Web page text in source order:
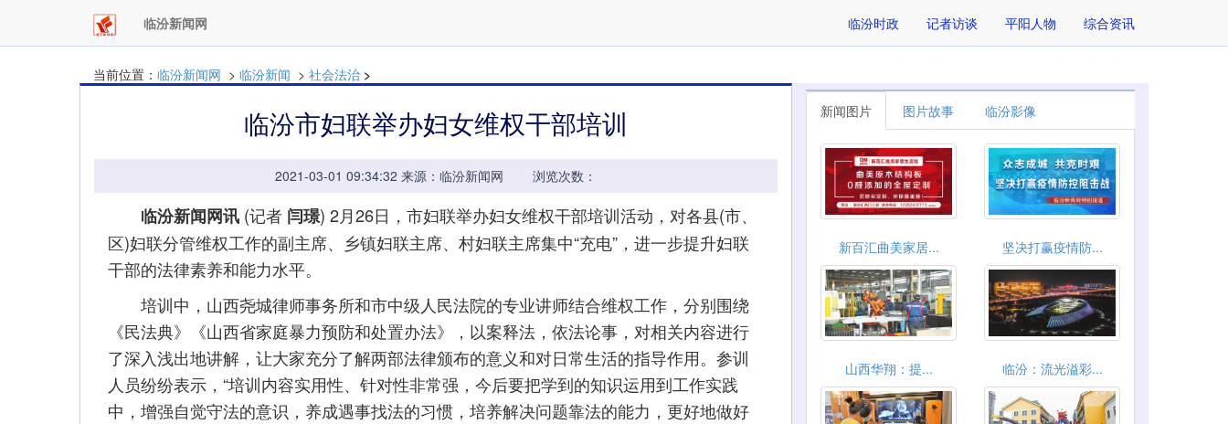
临汾新闻网 临汾时政 记者访谈 平阳人物 综合资讯
当前位置： 临汾新闻网 > 临汾新闻 > 社会法治 >
临汾市妇联举办妇女维权干部培训
2021-03-01 09:34:32 来源：临汾新闻网 浏览次数：
临汾新闻网讯 (记者 闫璟) 2月26日，市妇联举办妇女维权干部培训活动，对各县(市、
区)妇联分管维权工作的副主席、乡镇妇联主席、村妇联主席集中“充电”，进一步提升妇联
干部的法律素养和能力水平。
培训中，山西尧城律师事务所和市中级人民法院的专业讲师结合维权工作，分别围绕
《民法典》《山西省家庭暴力预防和处置办法》，以案释法，依法论事，对相关内容进行
了深入浅出地讲解，让大家充分了解两部法律颁布的意义和对日常生活的指导作用。参训
人员纷纷表示，“培训内容实用性、针对性非常强，今后要把学到的知识运用到工作实践
中，增强自觉守法的意识，养成遇事找法的习惯，培养解决问题靠法的能力，更好地做好
新闻图片 图片故事 临汾影像
新百汇曲美家居... 坚决打赢疫情防...
山西华翔：​提... 临汾：流光溢彩...